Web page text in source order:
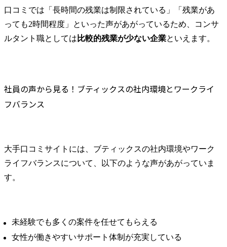
口コミでは「長時間の残業は制限されている」「残業があ
っても2時間程度」といった声があがっているため、コンサ
ルタント職としては 比較的残業が少ない企業といえます。
社員の声から見る！ブティックスの社内環境とワークライ
フバランス
大手口コミサイトには、ブティックスの社内環境やワーク
ライフバランスについて、以下のような声があがっていま
す。
未経験でも多くの案件を任せてもらえる
女性が働きやすいサポート体制が充実している